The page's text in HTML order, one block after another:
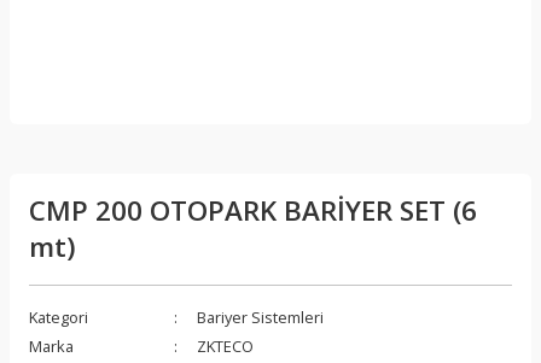
CMP 200 OTOPARK BARİYER SET (6
mt)
Kategori
Bariyer Sistemleri
Marka
ZKTECO